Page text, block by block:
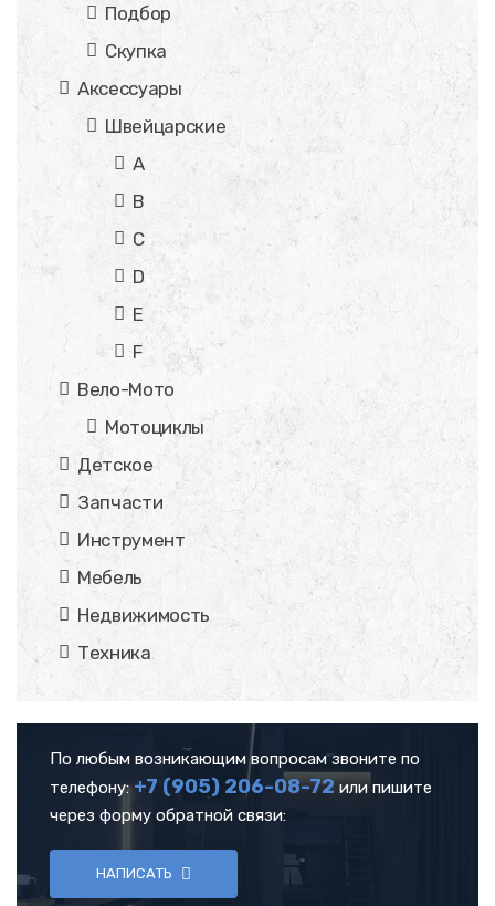
Подбор
Скупка
Аксессуары
Швейцарские
A
B
C
D
E
F
Вело-Мото
Мотоциклы
Детское
Запчасти
Инструмент
Мебель
Недвижимость
Техника
По любым возникающим вопросам звоните по
телефону:+7 (905) 206-08-72 или пишите
через форму обратной связи:
НАПИСАТЬ